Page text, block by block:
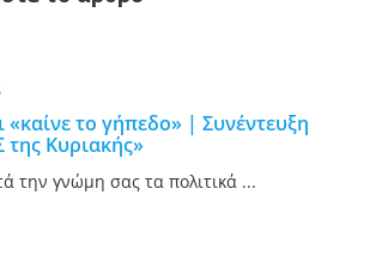
«καίνε το γήπεδο» | Συνέντευξη
Κυριακής»
την γνώμη σας τα πολιτικά ...